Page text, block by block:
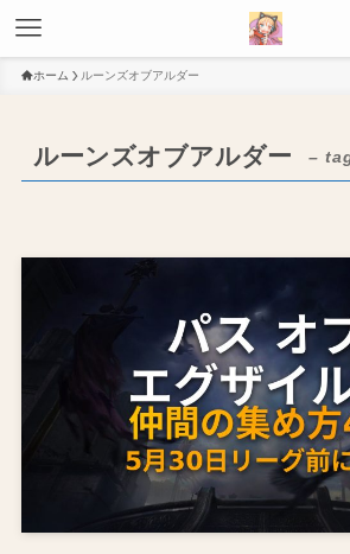
ホーム ルーンズオブアルダー
ルーンズオブアルダー –